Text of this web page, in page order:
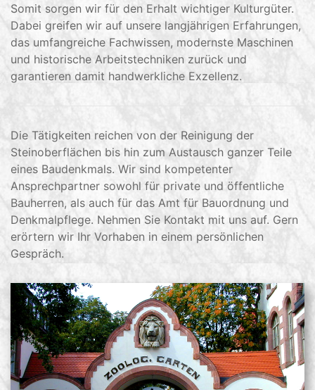
Somit sorgen wir für den Erhalt wichtiger Kulturgüter.
Dabei greifen wir auf unsere langjährigen Erfahrungen,
das umfangreiche Fachwissen, modernste Maschinen
und historische Arbeitstechniken zurück und
garantieren damit handwerkliche Exzellenz.
Die Tätigkeiten reichen von der Reinigung der
Steinoberflächen bis hin zum Austausch ganzer Teile
eines Baudenkmals. Wir sind kompetenter
Ansprechpartner sowohl für private und öffentliche
Bauherren, als auch für das Amt für Bauordnung und
Denkmalpflege. Nehmen Sie Kontakt mit uns auf. Gern
erörtern wir Ihr Vorhaben in einem persönlichen
Gespräch.